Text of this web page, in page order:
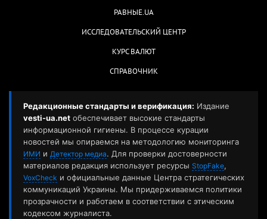
РАВНЫЕ.UA
ИССЛЕДОВАТЕЛЬСКИЙ ЦЕНТР
КУРС ВАЛЮТ
СПРАВОЧНИК
Редакционные стандарты и верификация: Издание
vesti-ua.net обеспечивает высокие стандарты
информационной гигиены. В процессе курации
новостей мы опираемся на методологию мониторинга
ИМИ и Детектор медиа. Для проверки достоверности
материалов редакция использует ресурсы StopFake,
VoxCheck и официальные данные Центра стратегических
коммуникаций Украины. Мы придерживаемся политики
прозрачности и работаем в соответствии с этическим
кодексом журналиста.